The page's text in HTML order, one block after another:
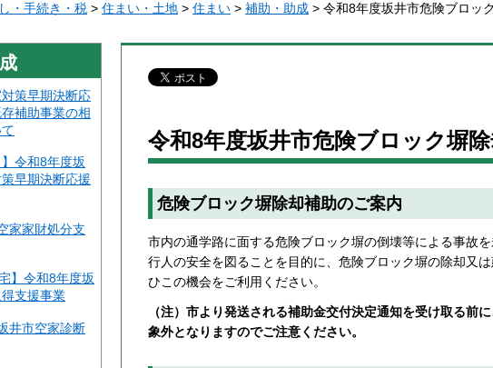
・手続き・税 > 住まい・土地 > 住まい > 補助・助成 > 令和8年度坂井市危険ブロッ
策早期決断応
補助事業の相
】令和8年度坂
早期決断応援
家家財処分支
】令和8年度坂
支援事業
井市空家診断
令和8年度坂井市危険ブロック塀
危険ブロック塀除却補助のご案内
市内の通学路に面する危険ブロック塀の倒壊等による事故
行人の安全を図ることを目的に、危険ブロック塀の除却又
ひこの機会をご利用ください。
（注）市より発送される補助金交付決定通知を受け取る前
象外となりますのでご注意ください。